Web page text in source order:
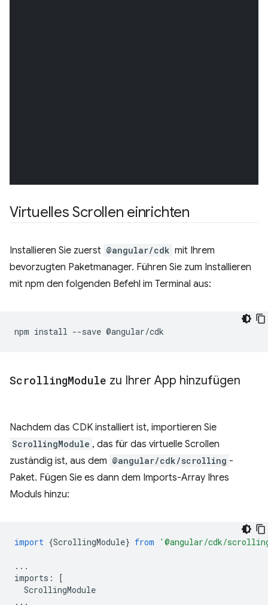
Virtuelles Scrollen einrichten
Installieren Sie zuerst @angular/cdk mit Ihrem
bevorzugten Paketmanager. Führen Sie zum Installieren
mit npm den folgenden Befehl im Terminal aus:
npm install --save
ScrollingModule zu Ihrer App hinzufügen
Nachdem das CDK installiert ist, importieren Sie
ScrollingModule , das für das virtuelle Scrollen
zuständig ist, aus dem @angular/cdk/scrolling -
Paket. Fügen Sie es dann dem Imports-Array Ihres
Moduls hinzu:
import {ScrollingModule} from '@angular/cdk/
...
imports :
[
ScrollingModule
...